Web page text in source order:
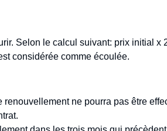
Selon le calcul suivant: prix initial x
considérée comme écoulée.
ne pourra pas être